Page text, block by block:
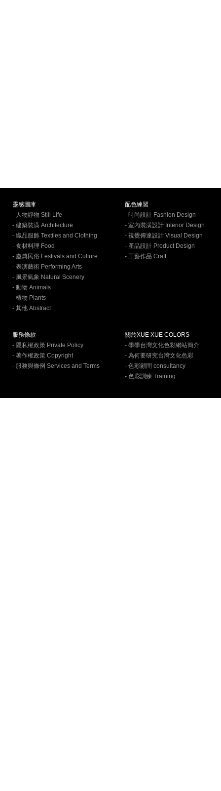
靈感圖庫
- 人物靜物 Still Life
- 建築裝潢 Architecture
- 織品服飾 Textiles and Clothing
- 食材料理 Food
- 慶典民俗 Festivals and Culture
- 表演藝術 Performing Arts
- 風景氣象 Natural Scenery
- 動物 Animals
- 植物 Plants
- 其他 Abstract
配色練習
- 時尚設計 Fashion Design
- 室內裝潢設計 Interior Design
- 視覺傳達設計 Visual Design
- 產品設計 Product Design
- 工藝作品 Craft
服務條款
- 隱私權政策 Private Policy
- 著作權政策 Copyright
- 服務與條例 Services and Terms
關於XUE XUE COLORS
- 學學台灣文化色彩網站簡介
- 為何要研究台灣文化色彩
- 色彩顧問 consultancy
- 色彩訓練 Training